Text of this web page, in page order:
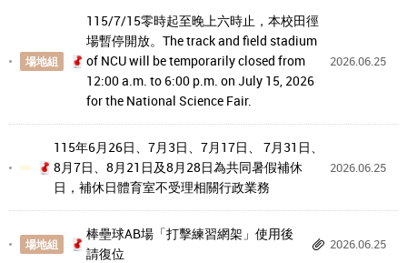
場地組
115/7/15零時起至晚上六時止，本校田徑
場暫停開放。The track and field stadium
of NCU will be temporarily closed from
12:00 a.m. to 6:00 p.m. on July 15, 2026
for the ​National Science Fair.
2026.06.25
115年6月26日、7月3日、7月17日、 7月31日、
8月7日、8月21日及8月28日為共同暑假補休
日，補休日體育室不受理相關行政業務
2026.06.25
場地組
棒壘球AB場「打擊練習網架」使用後
請復位
2026.06.25